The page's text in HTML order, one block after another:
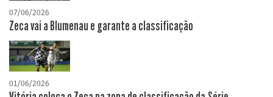
07/06/2026
Zeca vai a Blumenau e garante a classificação
01/06/2026